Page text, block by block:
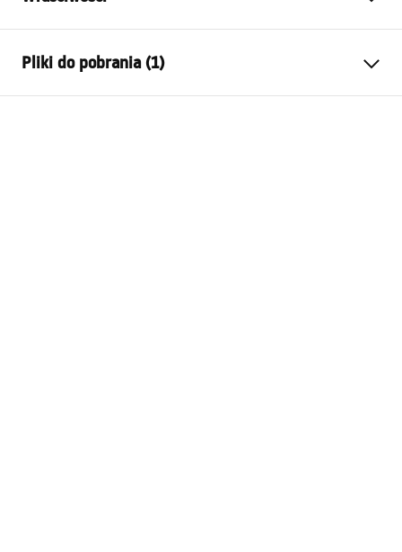
Materiał:
Wysokość (mm):
160mm
Pliki do pobrania (1)